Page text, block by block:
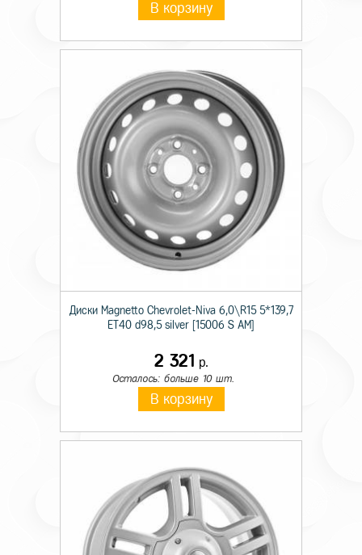
В корзину
Диски Magnetto Chevrolet-Niva 6,0\R15 5*139,7
ET40 d98,5 silver [15006 S AM]
2 321 р.
Осталось: больше 10 шт.
В корзину